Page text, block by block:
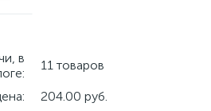
в
11 товаров
204.00 руб.